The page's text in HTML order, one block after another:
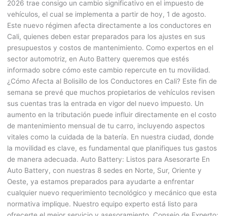
2026 trae consigo un cambio significativo en el impuesto de
vehículos, el cual se implementa a partir de hoy, 1 de agosto.
Este nuevo régimen afecta directamente a los conductores en
Cali, quienes deben estar preparados para los ajustes en sus
presupuestos y costos de mantenimiento. Como expertos en el
sector automotriz, en Auto Battery queremos que estés
informado sobre cómo este cambio repercute en tu movilidad.
¿Cómo Afecta al Bolisillo de los Conductores en Cali? Este fin de
semana se prevé que muchos propietarios de vehículos revisen
sus cuentas tras la entrada en vigor del nuevo impuesto. Un
aumento en la tributación puede influir directamente en el costo
de mantenimiento mensual de tu carro, incluyendo aspectos
vitales como la cuidada de la batería. En nuestra ciudad, donde
la movilidad es clave, es fundamental que planifiques tus gastos
de manera adecuada. Auto Battery: Listos para Asesorarte En
Auto Battery, con nuestras 8 sedes en Norte, Sur, Oriente y
Oeste, ya estamos preparados para ayudarte a enfrentar
cualquier nuevo requerimiento tecnológico y mecánico que esta
normativa implique. Nuestro equipo experto está listo para